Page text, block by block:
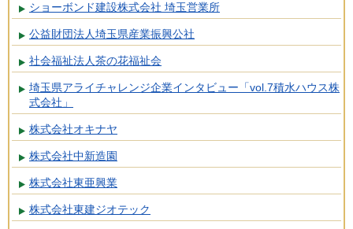
ショーボンド建設株式会社 埼玉営業所
公益財団法人埼玉県産業振興公社
社会福祉法人茶の花福祉会
埼玉県アライチャレンジ企業インタビュー「vol.7積水ハウス株
式会社」
株式会社オキナヤ
株式会社中新造園
株式会社東亜興業
株式会社東建ジオテック